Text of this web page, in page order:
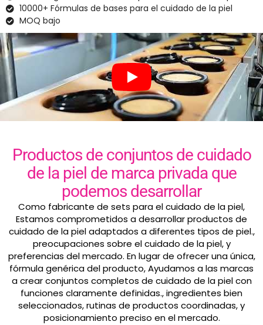
10000+ Fórmulas de bases para el cuidado de la piel
MOQ bajo
Productos de conjuntos de cuidado
de la piel de marca privada que
podemos desarrollar
Como fabricante de sets para el cuidado de la piel,
Estamos comprometidos a desarrollar productos de
cuidado de la piel adaptados a diferentes tipos de piel.,
preocupaciones sobre el cuidado de la piel, y
preferencias del mercado. En lugar de ofrecer una única,
fórmula genérica del producto, Ayudamos a las marcas
a crear conjuntos completos de cuidado de la piel con
funciones claramente definidas., ingredientes bien
seleccionados, rutinas de productos coordinadas, y
posicionamiento preciso en el mercado.